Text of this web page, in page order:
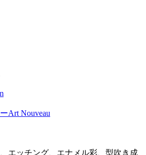
Art Nouveau
エッチング、エナメル彩、型吹き成